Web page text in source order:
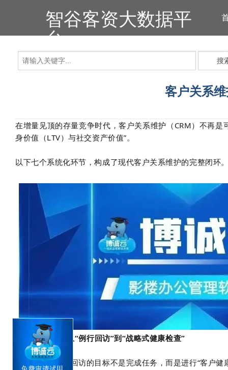
智谷客资大数据平
台
搜
客户关系
在增量见顶的存量竞争时代，客户关系维护（CRM）不再是
身价值（LTV）与社交资产价值”。
以下七个系统化环节，构成了现代客户关系维护的完整闭环
05 售后机制：从“例行回访”到“战略式健康检查”
核心理念：定期回访的目标不是完成任务，而是进行“客户